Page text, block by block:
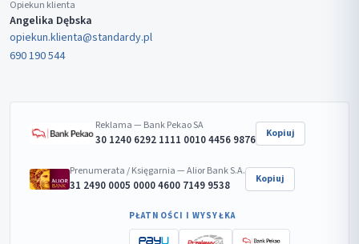
Opiekun klienta
Angelika Dębska
opiekun.klienta@standardy.pl
690 190 544
Reklama — Bank Pekao SA
30 1240 6292 1111 0010 4456 9876 Kopiuj
Prenumerata / Księgarnia — Alior Bank S.A.
31 2490 0005 0000 4600 7149 9538 Kopiuj
PŁATNOŚCI I WYSYŁKA